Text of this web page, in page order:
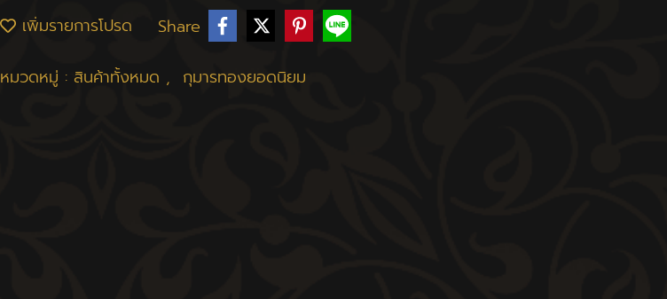
เพิ่มรายการโปรด Share
หมวดหมู่ : สินค้าทั้งหมด , กุมารทองยอดนิยม